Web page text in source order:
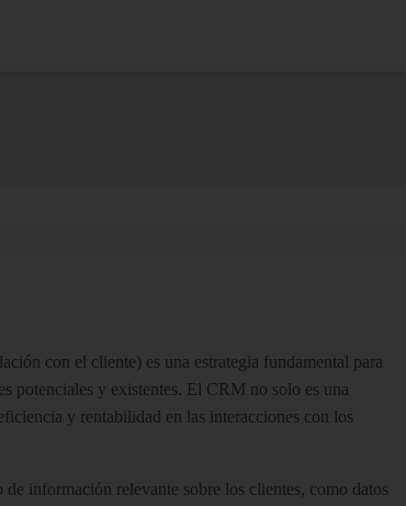
con el cliente) es una estrategia fundamental para
potenciales y existentes. El CRM no solo es una
y rentabilidad en las interacciones con los
información relevante sobre los clientes, como datos